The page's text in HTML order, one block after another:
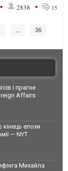
Украины
• 2838 • 15
... 36
і прагне
Affairs
епохи
— NYT
Михайла